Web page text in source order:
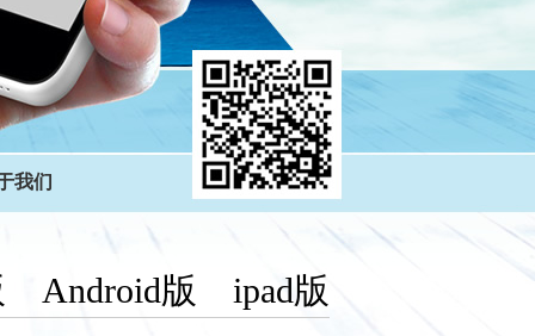
我们
Android版 ipad版